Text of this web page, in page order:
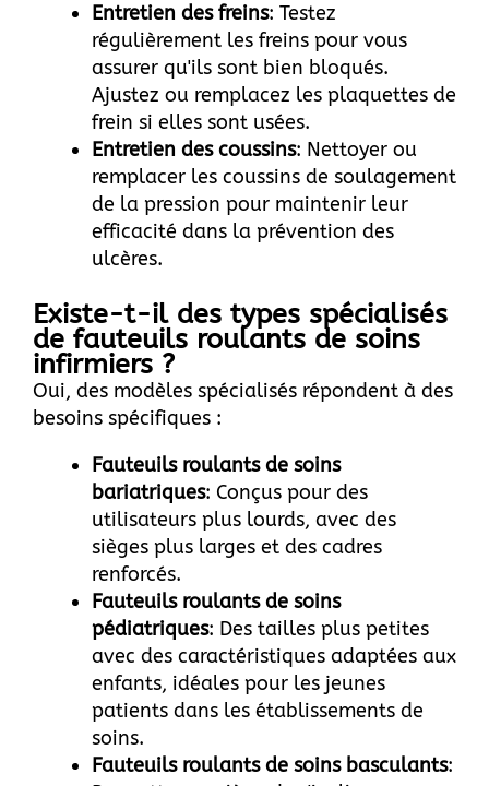
Entretien des freins: Testez
régulièrement les freins pour vous
assurer qu'ils sont bien bloqués.
Ajustez ou remplacez les plaquettes de
frein si elles sont usées.
Entretien des coussins: Nettoyer ou
remplacer les coussins de soulagement
de la pression pour maintenir leur
efficacité dans la prévention des
ulcères.
Existe-t-il des types spécialisés
de fauteuils roulants de soins
infirmiers ?
Oui, des modèles spécialisés répondent à des
besoins spécifiques :
Fauteuils roulants de soins
bariatriques: Conçus pour des
utilisateurs plus lourds, avec des
sièges plus larges et des cadres
renforcés.
Fauteuils roulants de soins
pédiatriques: Des tailles plus petites
avec des caractéristiques adaptées aux
enfants, idéales pour les jeunes
patients dans les établissements de
soins.
Fauteuils roulants de soins basculants: